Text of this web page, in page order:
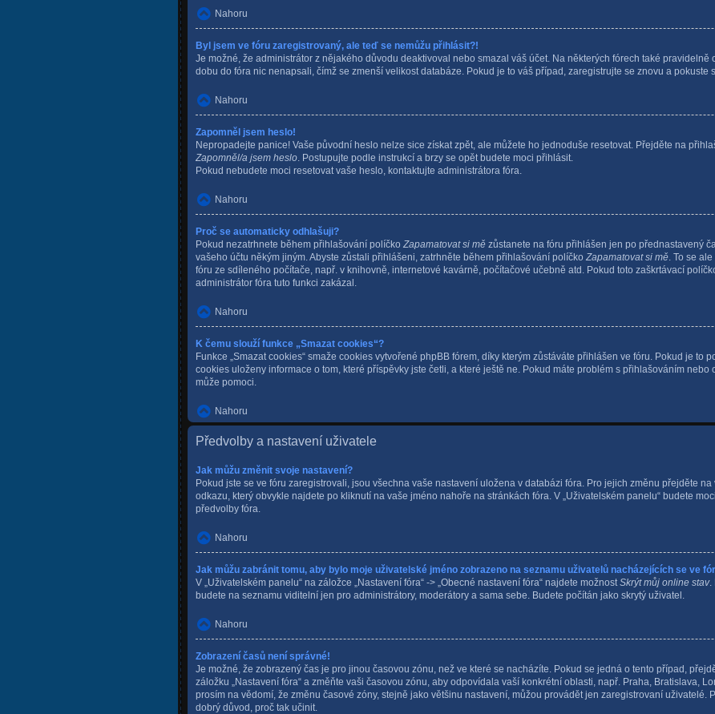
Nahoru
Byl jsem ve fóru zaregistrovaný, ale teď se nemůžu přihlásit?!
Je možné, že administrátor z nějakého důvodu deaktivoval nebo smazal váš účet. Na některých fórech také pravidelně
dobu do fóra nic nenapsali, čímž se zmenší velikost databáze. Pokud je to váš případ, zaregistrujte se znovu a pokuste
Nahoru
Zapomněl jsem heslo!
Nepropadejte panice! Vaše původní heslo nelze sice získat zpět, ale můžete ho jednoduše resetovat. Přejděte na
Zapomněl/a jsem heslo . Postupujte podle instrukcí a brzy se opět budete moci přihlásit.
Pokud nebudete moci resetovat vaše heslo, kontaktujte administrátora fóra.
Nahoru
Proč se automaticky odhlašuji?
Pokud nezatrhnete během přihlašování políčko Zapamatovat si mě zůstanete na fóru přihlášen jen po přednastavený
vašeho účtu někým jiným. Abyste zůstali přihlášeni, zatrhněte během přihlašování políčko Zapamatovat si mě . To se
fóru ze sdíleného počítače, např. v knihovně, internetové kavárně, počítačové učebně atd. Pokud toto zaškrtávací
administrátor fóra tuto funkci zakázal.
Nahoru
K čemu slouží funkce „Smazat cookies“?
Funkce „Smazat cookies“ smaže cookies vytvořené phpBB fórem, díky kterým zůstáváte přihlášen ve fóru. Pokud je to
cookies uloženy informace o tom, které příspěvky jste četli, a které ještě ne. Pokud máte problém s přihlašováním
může pomoci.
Nahoru
Předvolby a nastavení uživatele
Jak můžu změnit svoje nastavení?
Pokud jste se ve fóru zaregistrovali, jsou všechna vaše nastavení uložena v databázi fóra. Pro jejich změnu přejděte na
odkazu, který obvykle najdete po kliknutí na vaše jméno nahoře na stránkách fóra. V „Uživatelském panelu“ budete
předvolby fóra.
Nahoru
Jak můžu zabránit tomu, aby bylo moje uživatelské jméno zobrazeno na seznamu uživatelů nacházejících se ve
V „Uživatelském panelu“ na záložce „Nastavení fóra“ -> „Obecné nastavení fóra“ najdete možnost Skrýt můj online stav.
budete na seznamu viditelní jen pro administrátory, moderátory a sama sebe. Budete počítán jako skrytý uživatel.
Nahoru
Zobrazení časů není správné!
Je možné, že zobrazený čas je pro jinou časovou zónu, než ve které se nacházíte. Pokud se jedná o tento případ,
záložku „Nastavení fóra“ a změňte vaši časovou zónu, aby odpovídala vaší konkrétní oblasti, např. Praha, Bratislava,
prosím na vědomí, že změnu časové zóny, stejně jako většinu nastavení, můžou provádět jen zaregistrovaní uživatelé.
dobrý důvod, proč tak učinit.